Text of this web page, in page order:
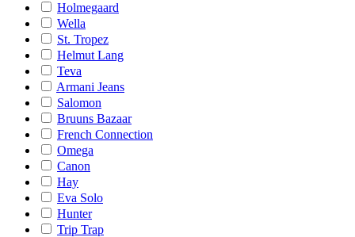
Holmegaard
Wella
St. Tropez
Helmut Lang
Teva
Armani Jeans
Salomon
Bruuns Bazaar
French Connection
Omega
Canon
Hay
Eva Solo
Hunter
Trip Trap